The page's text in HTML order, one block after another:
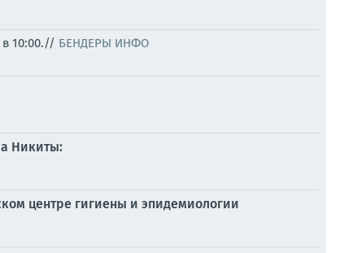
10:00.// БЕНДЕРЫ ИНФО
Никиты:
центре гигиены и эпидемиологии